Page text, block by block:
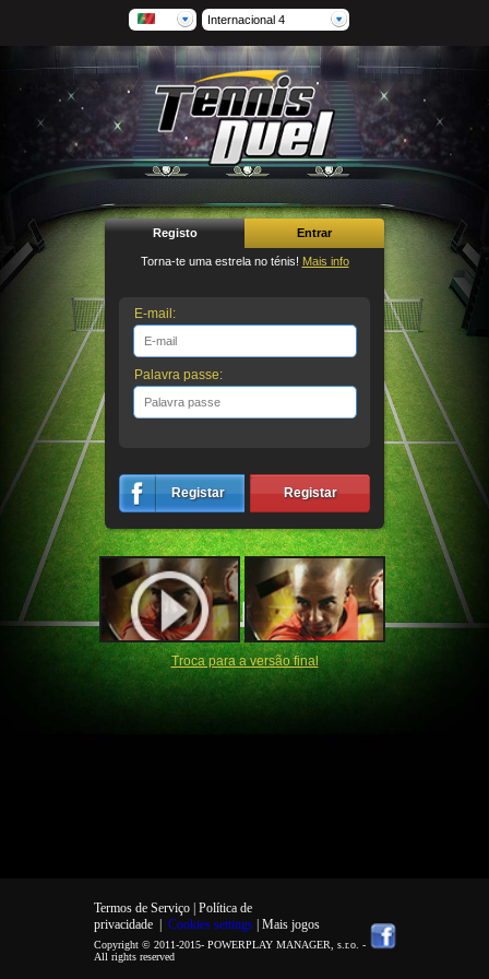
Internacional 4
Registo Entrar
Torna-te uma estrela no ténis! Mais info
E-mail:
Palavra passe:
Registar Registar
Troca para a versão final
Termos de Serviço | Política de
privacidade| Cookies settings | Mais jogos
Copyright © 2011-2015- POWERPLAY MANAGER, s.r.o. -
All rights reserved